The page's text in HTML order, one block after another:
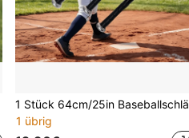
1 übrig